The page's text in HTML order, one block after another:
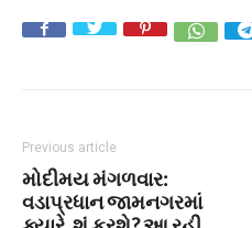
Previous article
મોદીમય મંગળવાર:
વડાપ્રધાન જામનગરમાં